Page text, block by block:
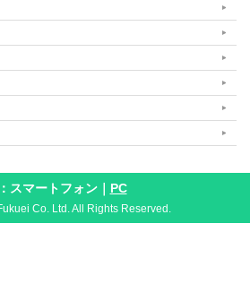
スマートフォン｜ PC
Co. Ltd. All Rights Reserved.